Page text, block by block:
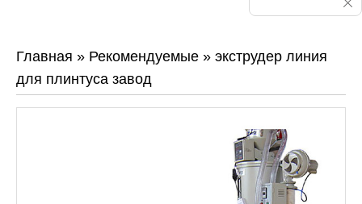
Главная » Рекомендуемые » экструдер линия
для плинтуса завод